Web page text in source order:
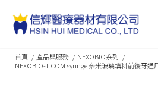
首頁 / 產品與服務 / NEXOBIO系列 /
NEXOBIO-T COM syringe 奈米玻璃填料前後牙通